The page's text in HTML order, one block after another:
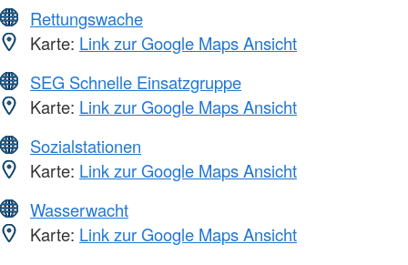
Rettungswache
Karte: Link zur Google Maps Ansicht
SEG Schnelle Einsatzgruppe
Karte: Link zur Google Maps Ansicht
Sozialstationen
Karte: Link zur Google Maps Ansicht
Wasserwacht
Karte: Link zur Google Maps Ansicht